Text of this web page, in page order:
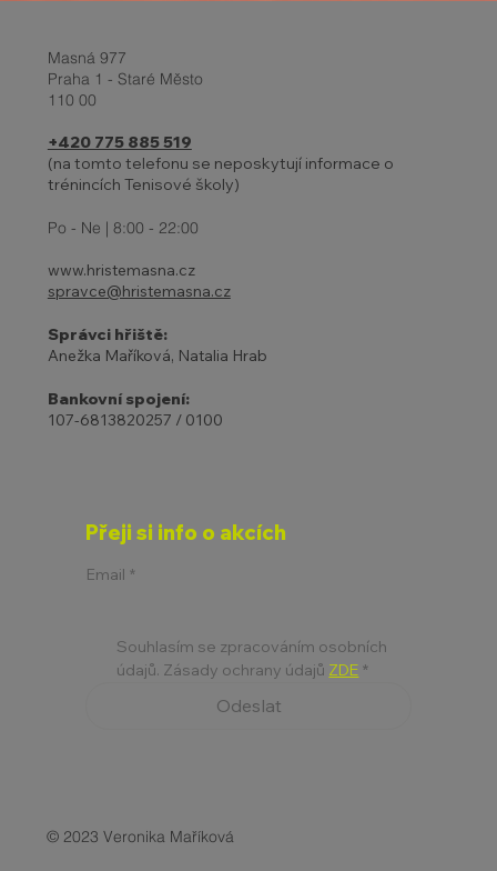
Masná 977
Praha 1 - Staré Město
110 00
+420 775 885 519
(na tomto telefonu se neposkytují informace o
trénincích Tenisové školy)
Po - Ne | 8:00 - 22:00
www.hristemasna.cz
spravce@hristemasna.cz
Správci hřiště:
Anežka Maříková, Natalia Hrab
Bankovní spojení:
107-6813820257 / 0100
Přeji si info o akcích
Email *
Souhlasím se zpracováním osobních
údajů. Zásady ochrany údajů ZDE *
Odeslat
© 2023 Veronika Maříková